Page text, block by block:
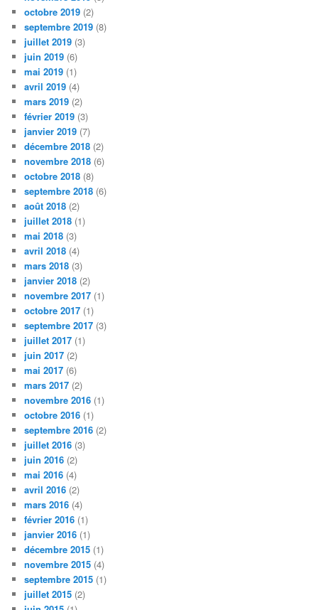
octobre 2019 (2)
septembre 2019 (8)
juillet 2019 (3)
juin 2019 (6)
mai 2019 (1)
avril 2019 (4)
mars 2019 (2)
février 2019 (3)
janvier 2019 (7)
décembre 2018 (2)
novembre 2018 (6)
octobre 2018 (8)
septembre 2018 (6)
août 2018 (2)
juillet 2018 (1)
mai 2018 (3)
avril 2018 (4)
mars 2018 (3)
janvier 2018 (2)
novembre 2017 (1)
octobre 2017 (1)
septembre 2017 (3)
juillet 2017 (1)
juin 2017 (2)
mai 2017 (6)
mars 2017 (2)
novembre 2016 (1)
octobre 2016 (1)
septembre 2016 (2)
juillet 2016 (3)
juin 2016 (2)
mai 2016 (4)
avril 2016 (2)
mars 2016 (4)
février 2016 (1)
janvier 2016 (1)
décembre 2015 (1)
novembre 2015 (4)
septembre 2015 (1)
juillet 2015 (2)